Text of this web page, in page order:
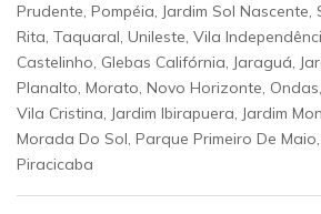
Prudente, Pompéia, Jardim Sol Nascente,
Rita, Taquaral, Unileste, Vila
Castelinho, Glebas Califórnia, Jaraguá,
Planalto, Morato, Novo Horizonte,
Vila Cristina, Jardim Ibirapuera, Jardim
Morada Do Sol, Parque Primeiro De
Piracicaba